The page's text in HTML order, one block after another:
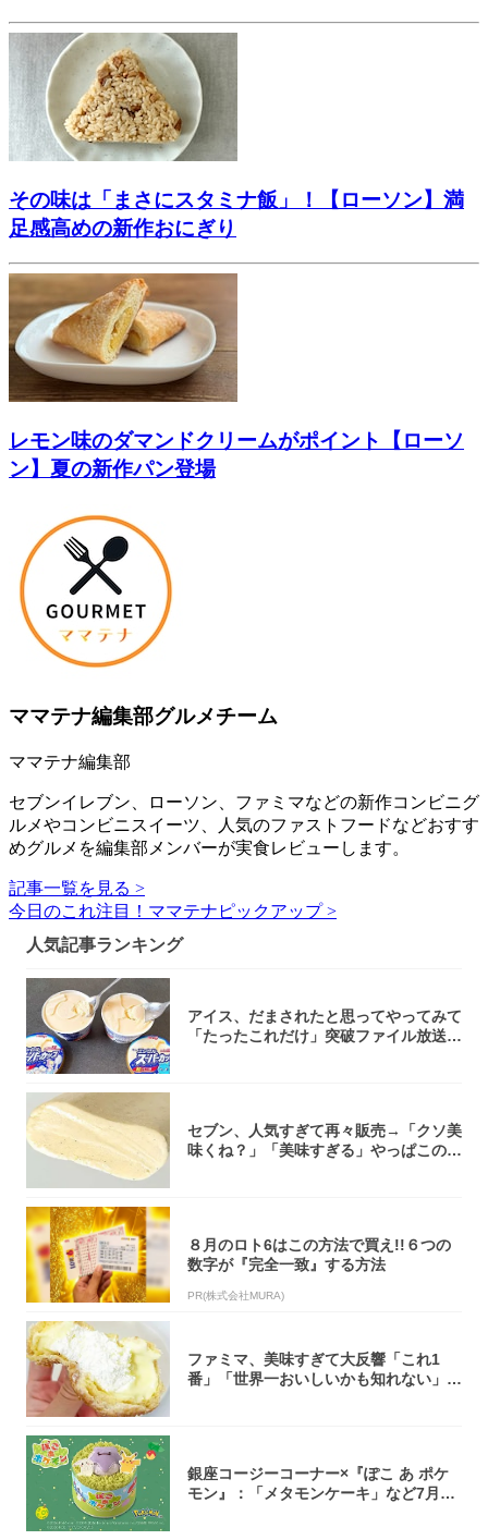
その味は「まさにスタミナ飯」！【ローソン】満
足感高めの新作おにぎり
レモン味のダマンドクリームがポイント【ローソ
ン】夏の新作パン登場
ママテナ編集部グルメチーム
ママテナ編集部
セブンイレブン、ローソン、ファミマなどの新作コンビニグ
ルメやコンビニスイーツ、人気のファストフードなどおすす
めグルメを編集部メンバーが実食レビューします。
記事一覧を見る >
今日のこれ注目！ママテナピックアップ >
人気記事ランキング
アイス、だまされたと思ってやってみて
「たったこれだけ」突破ファイル放送で
セブン、人気すぎて再々販売→「クソ美
味くね？」「美味すぎる」やっぱこのク
８月のロト6はこの方法で買え!!６つの
数字が『完全一致』する方法
PR(株式会社MURA)
ファミマ、美味すぎて大反響「これ1
番」「世界一おいしいかも知れない」
銀座コージーコーナー×『ぽこ あ ポケ
モン』：「メタモンケーキ」など7月31